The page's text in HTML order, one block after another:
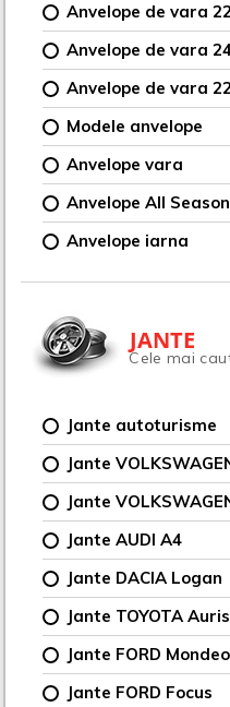
Anvelope de vara
Anvelope de vara
Anvelope de vara
Modele anvelope
Anvelope vara
Anvelope All Season
Anvelope iarna
JANTE
Cele mai
Jante autoturisme
Jante
Jante
Jante AUDI A4
Jante DACIA Logan
Jante TOYOTA Auris
Jante FORD Mondeo
Jante FORD Focus